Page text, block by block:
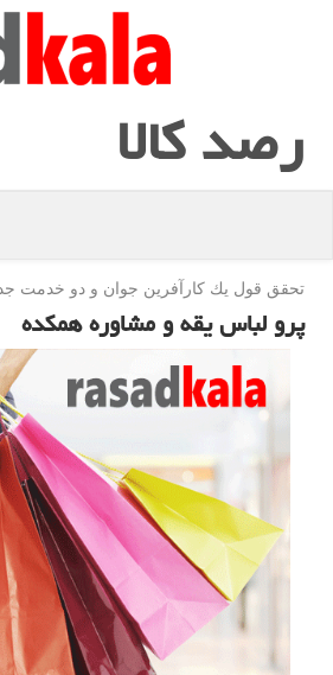
رصد كالا
تحقق قول یك كارآفرین جوان و دو خدمت
پرو لباس یقه و مشاوره همكده